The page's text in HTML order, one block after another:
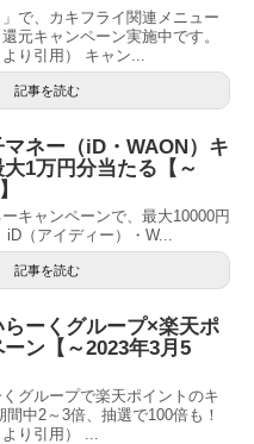
で、カキフライ関連メニュー
元キャンペーン実施中です。
り引用） キャン...
記事を読む
ネー（iD・WAON）キ
1万円分当たる【～
キャンペーンで、最大10000円
（アイディー）・W...
記事を読む
ーくグループ×楽天ポ
ン【～2023年3月5
グループで楽天ポイントのキ
中2～3倍、抽選で100倍も！
り引用） ...